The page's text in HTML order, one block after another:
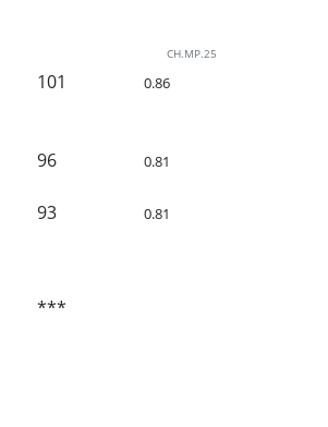
CH.MP.25
101 0.86
96 0.81
93 0.81
***